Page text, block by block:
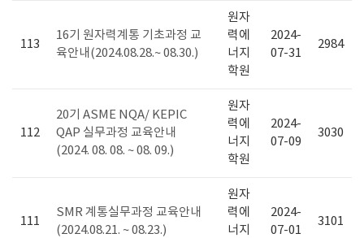
113
16기 원자력계통 기초과정 교
육안내(2024.08.28.~ 08.30.)
원자
력에
너지
학원
2024-
07-31
2984
112
20기 ASME NQA/ KEPIC
QAP 실무과정 교육안내
(2024. 08. 08. ~ 08. 09.)
원자
력에
너지
학원
2024-
07-09
3030
111
SMR 계통실무과정 교육안내
(2024.08.21. ~ 08.23.)
원자
력에
너지
2024-
07-01
3101